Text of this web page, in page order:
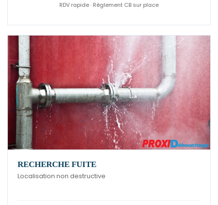
RDV rapide · Règlement CB sur place
RECHERCHE FUITE
Localisation non destructive